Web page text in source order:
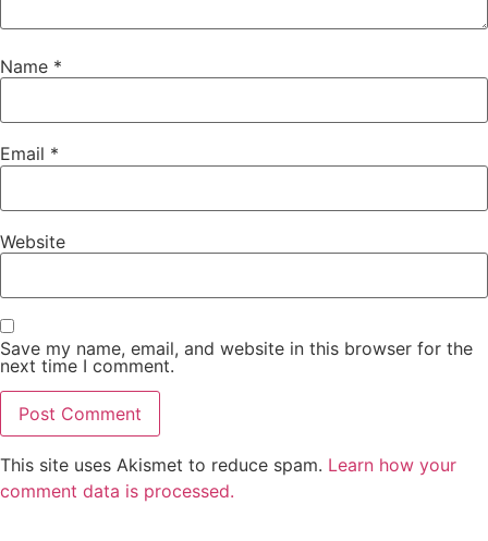
Name *
Email *
Website
Save my name, email, and website in this browser for the
next time I comment.
This site uses Akismet to reduce spam. Learn how your
comment data is processed.